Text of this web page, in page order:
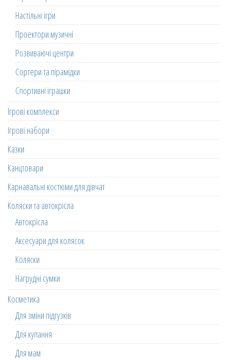
Настільні ігри
Проектори музичні
Розвиваючі центри
Сортери та пірамідки
Спортивні іграшки
Ігрові комплекси
Ігрові набори
Казки
Канцтовари
Карнавальні костюми для дівчат
Коляски та автокрісла
Автокрісла
Аксесуари для колясок
Коляски
Нагрудні сумки
Косметика
Для зміни підгузків
Для купання
Для мам